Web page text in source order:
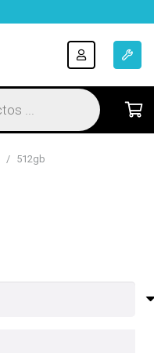
/ 512gb